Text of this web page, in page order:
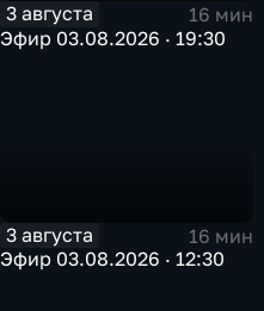
3 августа
16 мин
Эфир 03.08.2026 · 19:30
3 августа
16 мин
Эфир 03.08.2026 · 12:30